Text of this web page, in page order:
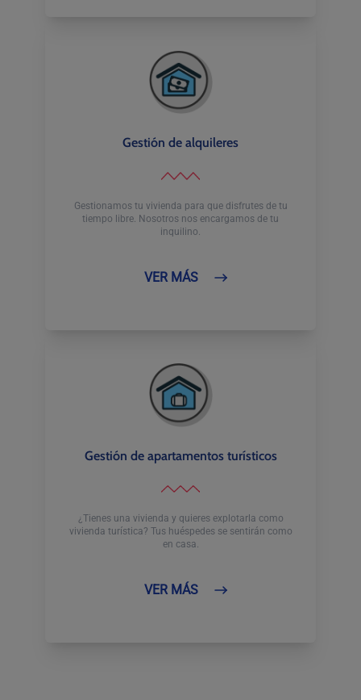
Gestión de alquileres
Gestionamos tu vivienda para que disfrutes de tu
tiempo libre. Nosotros nos encargamos de tu
inquilino.
VER MÁS
Gestión de apartamentos turísticos
¿Tienes una vivienda y quieres explotarla como
vivienda turística? Tus huéspedes se sentirán como
en casa.
VER MÁS